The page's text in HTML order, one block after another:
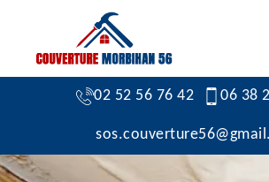
02 52 56 76 42 06 38